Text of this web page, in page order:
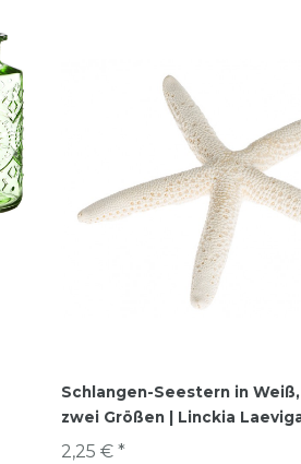
Schlangen-Seestern in
zwei Größen | Linckia
2,25 € *